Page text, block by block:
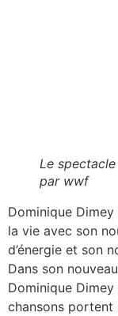
Le
par wwf
Dominique
la vie avec son
d’énergie et son
Dans son
Dominique
chansons portent